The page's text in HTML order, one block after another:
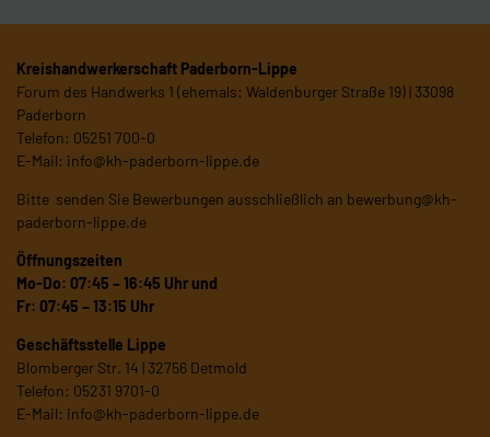
Kreishandwerkerschaft Paderborn-Lippe
Forum des Handwerks 1 (ehemals: Waldenburger Straße 19) | 33098
Paderborn
Telefon: 05251 700-0
E-Mail: info@kh-paderborn-lippe.de
Bitte senden Sie Bewerbungen ausschließlich an bewerbung@kh-
paderborn-lippe.de
Öffnungszeiten
Mo-Do: 07:45 – 16:45 Uhr und
Fr: 07:45 – 13:15 Uhr
Geschäftsstelle Lippe
Blomberger Str. 14 | 32756 Detmold
Telefon: 05231 9701-0
E-Mail: info@kh-paderborn-lippe.de